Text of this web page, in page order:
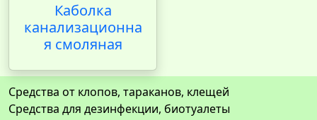
Каболка
канализационна
я смоляная
Средства от клопов, тараканов, клещей
Средства для дезинфекции, биотуалеты